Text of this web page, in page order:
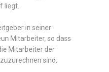
liegt.
in seiner
Mitarbeiter, so dass
Mitarbeiter der
sind.